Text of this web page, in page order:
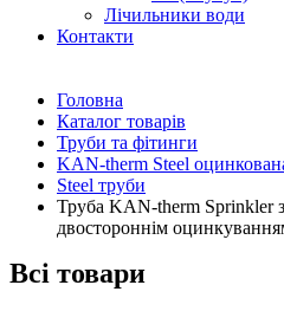
Лічильники води
Контакти
Головна
Каталог товарів
Труби та фітинги
KAN-therm Steel
Steel труби
Труба KAN-therm Sprinkler з
двостороннім
Всі товари